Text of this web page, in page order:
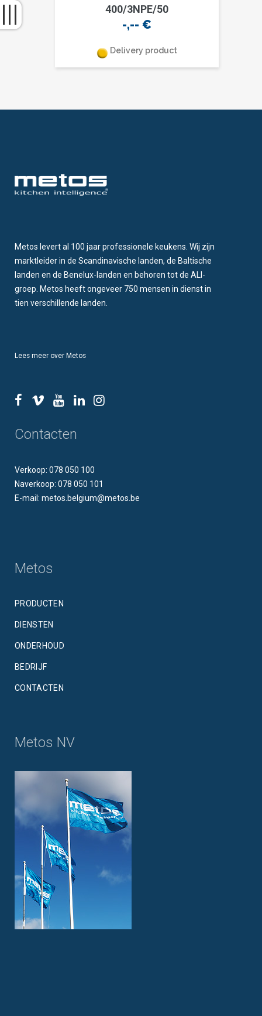
400/3NPE/50
-,-- €
Delivery product
Metos levert al 100 jaar professionele keukens. Wij zijn
marktleider in de Scandinavische landen, de Baltische
landen en de Benelux-landen en behoren tot de ALI-
groep. Metos heeft ongeveer 750 mensen in dienst in
tien verschillende landen.
Lees meer over Metos
Contacten
Verkoop: 078 050 100
Naverkoop: 078 050 101
E-mail: metos.belgium@metos.be
Metos
PRODUCTEN
DIENSTEN
ONDERHOUD
BEDRIJF
CONTACTEN
Metos NV